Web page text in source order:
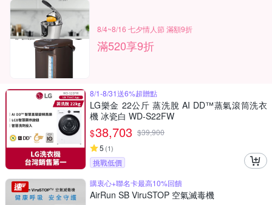
8/4~8/16 七夕情人節 滿額9折
滿520享9折
8/1-8/31送6%超贈點
LG樂金 22公斤 蒸洗脫 AI DD™蒸氣滾筒洗衣
機 冰瓷白 WD-S22FW
$38,703 $39,900
5 (1)
挑戰低價
購衷心+聯名卡最高10%回饋
AirRun SB ViruSTOP 空氣滅毒機